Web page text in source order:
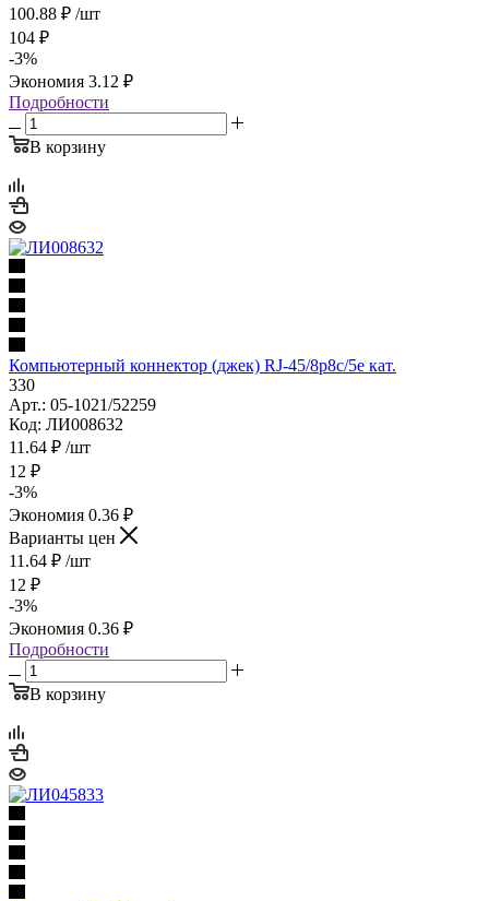
100.88 ₽ /шт
104 ₽
-3%
Экономия 3.12 ₽
Подробности
В корзину
Компьютерный коннектор (джек) RJ-45/8р8с/5е кат.
330
Арт.: 05-1021/52259
Код: ЛИ008632
11.64 ₽ /шт
12 ₽
-3%
Экономия 0.36 ₽
Варианты цен
11.64 ₽ /шт
12 ₽
-3%
Экономия 0.36 ₽
Подробности
В корзину